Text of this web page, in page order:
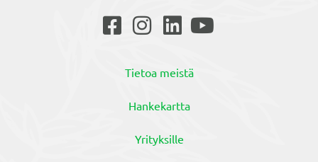
Tietoa meistä
Hankekartta
Yrityksille